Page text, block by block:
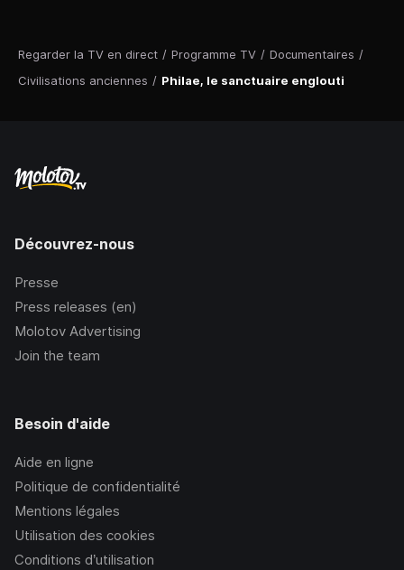
Regarder la TV en direct / Programme TV / Documentaires /
Civilisations anciennes / Philae, le sanctuaire englouti
Découvrez-nous
Presse
Press releases (en)
Molotov Advertising
Join the team
Besoin d'aide
Aide en ligne
Politique de confidentialité
Mentions légales
Utilisation des cookies
Conditions d’utilisation